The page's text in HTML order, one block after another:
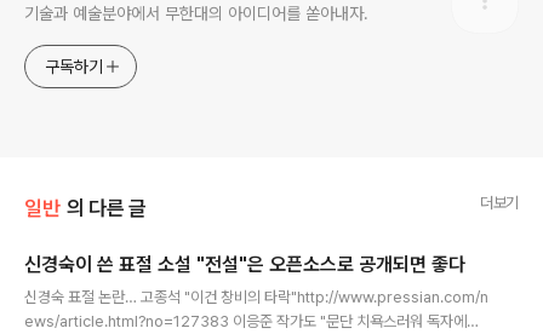
기술과 예술분야에서 무한대의 아이디어를 쏟아내자.
구독하기
일반 의 다른 글 더보기
신경숙이 쓴 표절 소설 "전설"은 오픈소스로 공개되면 좋다
신경숙 표절 논란… 고종석 "이건 창비의 타락"http://www.pressian.com/n
ews/article.html?no=127383 이응준 작가도 "문단 치욕스러워 독자에게